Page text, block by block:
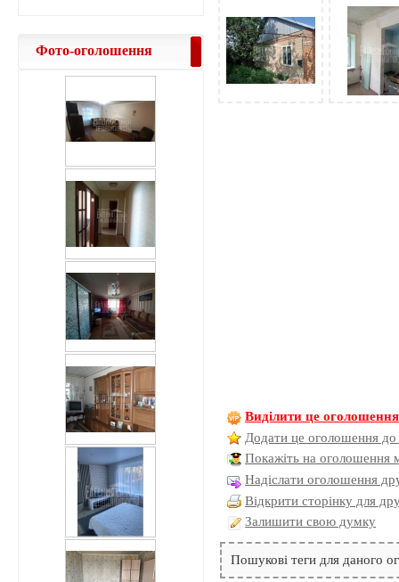
Виділити це оголошення
Додати це оголошення до
Покажіть на оголошення
Надіслати оголошення
Відкрити сторінку для
Залишити свою думку
Пошукові теги для даного
Фото-оголошення